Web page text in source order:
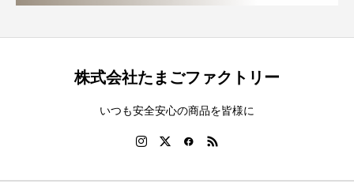
株式会社たまごファクトリー
いつも安全安心の商品を皆様に